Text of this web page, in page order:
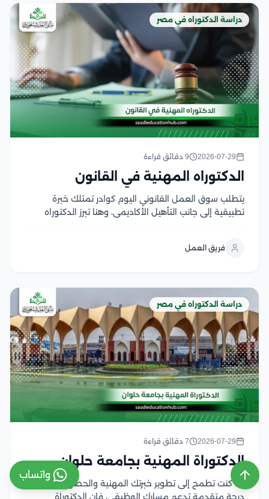
دراسة الدكتوراه في مصر
2026-07-29 9 دقائق قراءة
الدكتوراه المهنية في القانون
يتطلب سوق العمل القانوني اليوم كوادر تمتلك خبرة
تطبيقية إلى جانب التأهيل الأكاديمي، وهنا تبرز الدكتوراه
وتولي المناصب القيادية في المؤسسات القانونية
فريق العمل
دراسة الدكتوراه في مصر
2026-07-29 7 دقائق قراءة
الدكتوراة المهنية بجامعة حلوان
إذا كنت تطمح إلى تطوير خبرتك المهنية والحصول على
درجة متقدمة تدعم مسارك الوظيفي، فإن الدكتوراة
واتساب